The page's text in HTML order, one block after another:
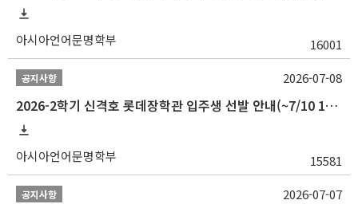
아시아언어문명학부 16001
공지사항
2026-2학기 신격호 롯데장학관 입주생 선발 안내(~7/10 10:00)
아시아언어문명학부 15581
2026-07-08
공지사항 2026-07-07